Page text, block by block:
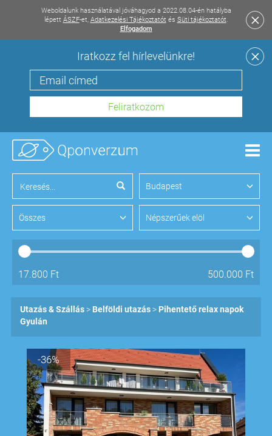
Weboldalunk használatával jóváhagyod a 2022.08.04-én hatályba
lépett ÁSZF-et, Adatkezelési Tájékoztatót és Süti tájékoztatót.
Elfogadom
Iratkozz fel hírlevelünkre!
Budapest
Összes Népszerűek elöl
17.800 Ft 500.000 Ft
Utazás & Szállás Belföldi utazás
Pihentető relax napok
Gyulán
-36%